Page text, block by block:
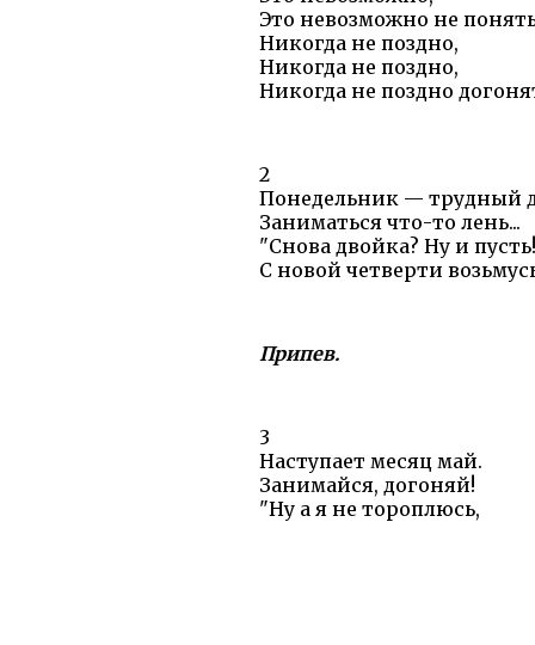
Это невозможно не
Никогда не поздно,
Никогда не поздно,
Никогда не поздно
2
Понедельник — трудный
Заниматься что-то лень...
"Снова двойка? Ну и пусть!
С новой четверти
Припев.
3
Наступает месяц май.
Занимайся, догоняй!
"Ну а я не тороплюсь,